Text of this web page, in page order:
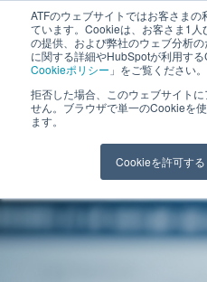
ATFのウェブサイトではお客さま
ています。Cookieは、お客さま1
の提供、および弊社のウェブ分析
に関する詳細やHubSpotが利用す
Cookieポリシー 」をご覧ください。
拒否した場合、このウェブサイト
せん。ブラウザで単一のCookieを
ます。
Cookieを許可する
株式会社 エイ・ティ・エフ​